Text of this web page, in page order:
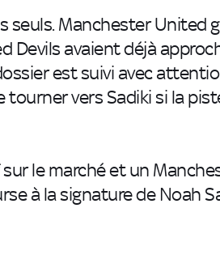
seuls. Manchester United
Devils avaient déjà
est suivi avec
vers Sadiki si la
le marché et un
à la signature de Noah